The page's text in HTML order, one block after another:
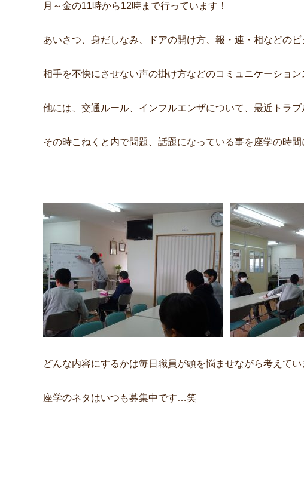
月～金の11時から12時まで行っています！
あいさつ、身だしなみ、ドアの開け方、報・連・相などの
相手を不快にさせない声の掛け方などのコミュニケーション
他には、交通ルール、インフルエンザについて、最近トラ
その時こねくと内で問題、話題になっている事を座学の時
どんな内容にするかは毎日職員が頭を悩ませながら考えて
座学のネタはいつも募集中です…笑